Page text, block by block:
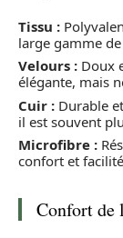
Tissu :
large gamme
Velours : Doux
élégante, mais
Cuir : Durable
il est souvent
Microfibre :
confort et
Confort de